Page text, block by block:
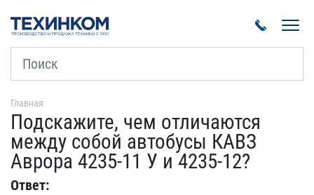
Главная
Подскажите, чем отличаются
между собой автобусы КАВЗ
Аврора 4235-11 У и 4235-12?
Ответ: